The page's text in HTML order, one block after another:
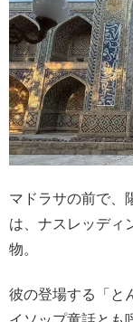
マドラサの前で、
は、ナスレッディ
物。
彼の登場する「と